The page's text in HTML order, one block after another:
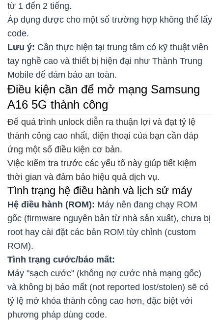
từ 1 đến 2 tiếng.
Áp dụng được cho một số trường hợp không thể lấy
code.
Lưu ý: Cần thực hiện tại trung tâm có kỹ thuật viên
tay nghề cao và thiết bị hiện đại như Thành Trung
Mobile để đảm bảo an toàn.
Điều kiện cần để mở mạng Samsung
A16 5G thành công
Để quá trình unlock diễn ra thuận lợi và đạt tỷ lệ
thành công cao nhất, điện thoại của bạn cần đáp
ứng một số điều kiện cơ bản.
Việc kiểm tra trước các yếu tố này giúp tiết kiệm
thời gian và đảm bảo hiệu quả dịch vụ.
Tình trạng hệ điều hành và lịch sử máy
Hệ điều hành (ROM): Máy nên đang chạy ROM
gốc (firmware nguyên bản từ nhà sản xuất), chưa bị
root hay cài đặt các bản ROM tùy chỉnh (custom
ROM).
Tình trạng cước/báo mất:
Máy "sạch cước" (không nợ cước nhà mạng gốc)
và không bị báo mất (not reported lost/stolen) sẽ có
tỷ lệ mở khóa thành công cao hơn, đặc biệt với
phương pháp dùng code.